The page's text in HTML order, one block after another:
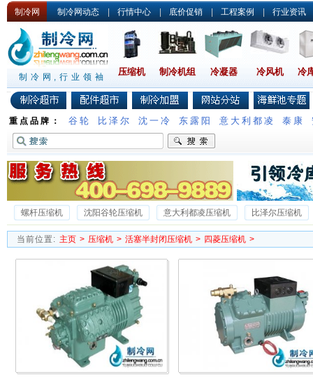
制冷网 制冷网动态 | 行情中心 | 底价促销 | 工程案例 | 行业资讯
制冷网,行业领袖 压缩机 制冷机组 冷凝器 冷风机 冷
重点品牌： 谷轮 比泽尔 沈一冷 东露阳 意大利都凌 泰康
螺杆压缩机 沈阳谷轮压缩机 意大利都凌压缩机
比泽尔压缩机
沈一冷半封闭压缩机
德国谷轮压缩机 沃克压缩机
雪梅压缩机
当前位置: 主页 > 压缩机 > 活塞半封闭压缩机 > 四菱压缩机 >